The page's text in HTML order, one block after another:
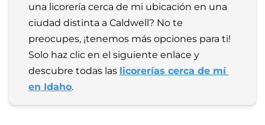
una licorería cerca de mi ubicación en una
ciudad distinta a Caldwell? No te
preocupes, ¡tenemos más opciones para ti!
Solo haz clic en el siguiente enlace y
descubre todas las licorerías cerca de mí
en Idaho.